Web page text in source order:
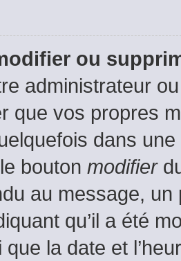
ou
administrateur
que vos propres
dans
bouton modifier
au message, un
qu’il a été
que la date et